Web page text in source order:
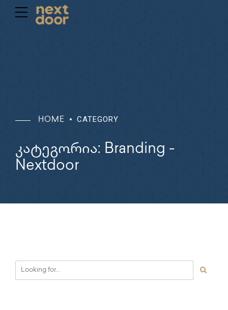
HOME CATEGORY
კატეგორია: Branding -
Nextdoor